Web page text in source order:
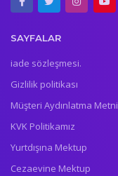
SAYFALAR
iade sözleşmesi.
Gizlilik politikası
Müşteri Aydınlatma Metni
KVK Politikamız
Yurtdışına Mektup
Cezaevine Mektup